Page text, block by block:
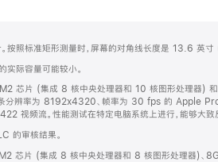
照标准矩形测量时，屏幕的对角线长度是 13.6 英寸
际容量可能较小。
芯片 (集成 8 核中央处理器和 10 核图形处理器
分辨率为 8192x4320、帧率为 30 fps 的 Apple
频流。性能测试在特定电脑系统上进行，能够大致
的审核结果。
芯片 (集成 8 核中央处理器和 8 核图形处理器)、